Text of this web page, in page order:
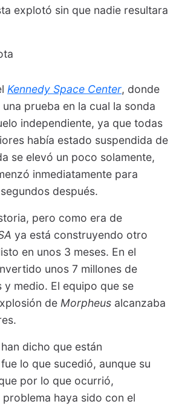
explotó sin que nadie resultara
Kennedy Space Center, donde
prueba en la cual la sonda
independiente, ya que todas
había estado suspendida de
se elevó un poco solamente,
inmediatamente para
después.
pero como era de
ya está construyendo otro
en unos 3 meses. En el
unos 7 millones de
y medio. El equipo que se
de Morpheus alcanzaba
dicho que están
lo que sucedió, aunque su
por lo que ocurrió,
haya sido con el